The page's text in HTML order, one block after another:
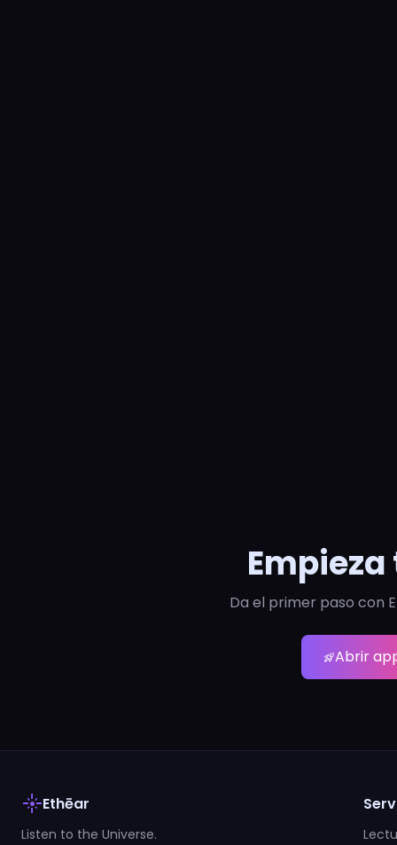
Da el primer paso con
rocket_launchAbrir
flareEthēar
Listen to the Universe.